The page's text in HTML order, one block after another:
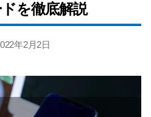
ー
を徹底解説
年2月2日